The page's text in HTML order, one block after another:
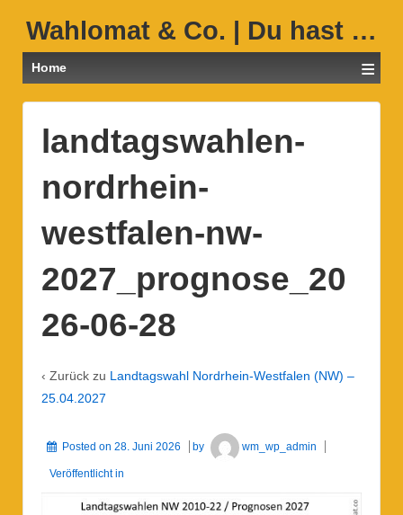
Wahlomat & Co. | Du hast …
Home ≡
landtagswahlen-
nordrhein-
westfalen-nw-
2027_prognose_20
26-06-28
‹ Zurück zu Landtagswahl Nordrhein-Westfalen (NW) –
25.04.2027
Posted on 28. Juni 2026 by wm_wp_admin
Veröffentlicht in